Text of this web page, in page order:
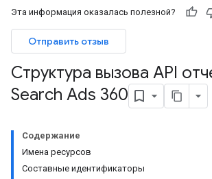
Эта информация оказалась полезной?
Отправить отзыв
Структура вызова API
Search Ads 360
Содержание
Имена ресурсов
Составные идентификаторы